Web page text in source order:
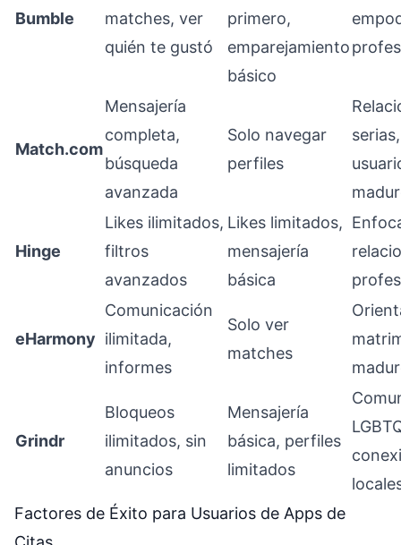
Bumble
matches, ver
quién te gustó
primero,
emparejamiento
básico
Match.com
Mensajería
completa,
búsqueda
avanzada
Solo navegar
perfiles
serias,
Hinge
Likes ilimitados,
filtros
avanzados
Likes limitados,
mensajería
básica
eHarmony
Comunicación
ilimitada,
informes
Solo ver
matches
Grindr
Bloqueos
ilimitados, sin
anuncios
Mensajería
básica, perfiles
limitados
Factores de Éxito para Usuarios de Apps de